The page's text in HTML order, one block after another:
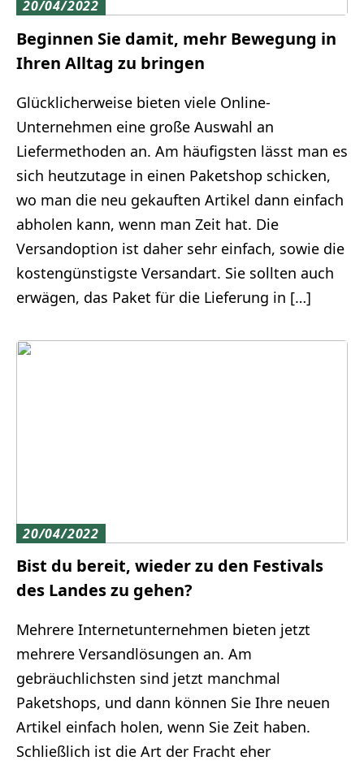
20/04/2022
Beginnen Sie damit, mehr Bewegung in
Ihren Alltag zu bringen
Glücklicherweise bieten viele Online-
Unternehmen eine große Auswahl an
Liefermethoden an. Am häufigsten lässt man es
sich heutzutage in einen Paketshop schicken,
wo man die neu gekauften Artikel dann einfach
abholen kann, wenn man Zeit hat. Die
Versandoption ist daher sehr einfach, sowie die
kostengünstigste Versandart. Sie sollten auch
erwägen, das Paket für die Lieferung in […]
20/04/2022
Bist du bereit, wieder zu den Festivals
des Landes zu gehen?
Mehrere Internetunternehmen bieten jetzt
mehrere Versandlösungen an. Am
gebräuchlichsten sind jetzt manchmal
Paketshops, und dann können Sie Ihre neuen
Artikel einfach holen, wenn Sie Zeit haben.
Schließlich ist die Art der Fracht eher